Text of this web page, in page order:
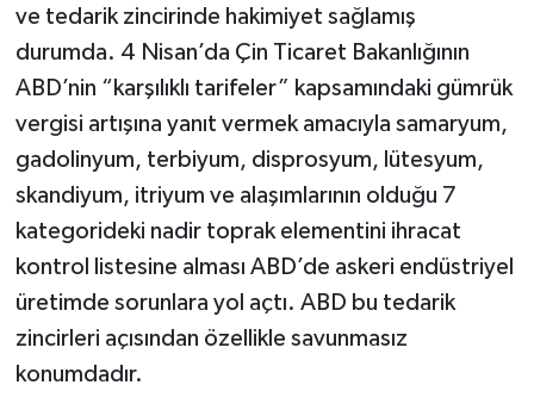
ve tedarik zincirinde hakimiyet sağlamış
durumda. 4 Nisan’da Çin Ticaret Bakanlığının
ABD’nin “karşılıklı tarifeler” kapsamındaki gümrük
vergisi artışına yanıt vermek amacıyla samaryum,
gadolinyum, terbiyum, disprosyum, lütesyum,
skandiyum, itriyum ve alaşımlarının olduğu 7
kategorideki nadir toprak elementini ihracat
kontrol listesine alması ABD’de askeri endüstriyel
üretimde sorunlara yol açtı. ABD bu tedarik
zincirleri açısından özellikle savunmasız
konumdadır.